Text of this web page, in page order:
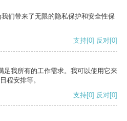
们带来了无限的隐私保护和安全性保
支持[0] 反对[0]
足我所有的工作需求。我可以使用它来
程安排等。
支持[0] 反对[0]